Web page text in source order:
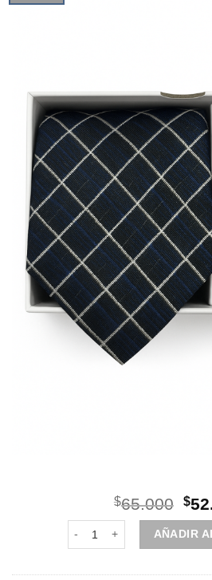
$65.000 El
$
Set | Corbata | 3 Piezas |
AÑADIR